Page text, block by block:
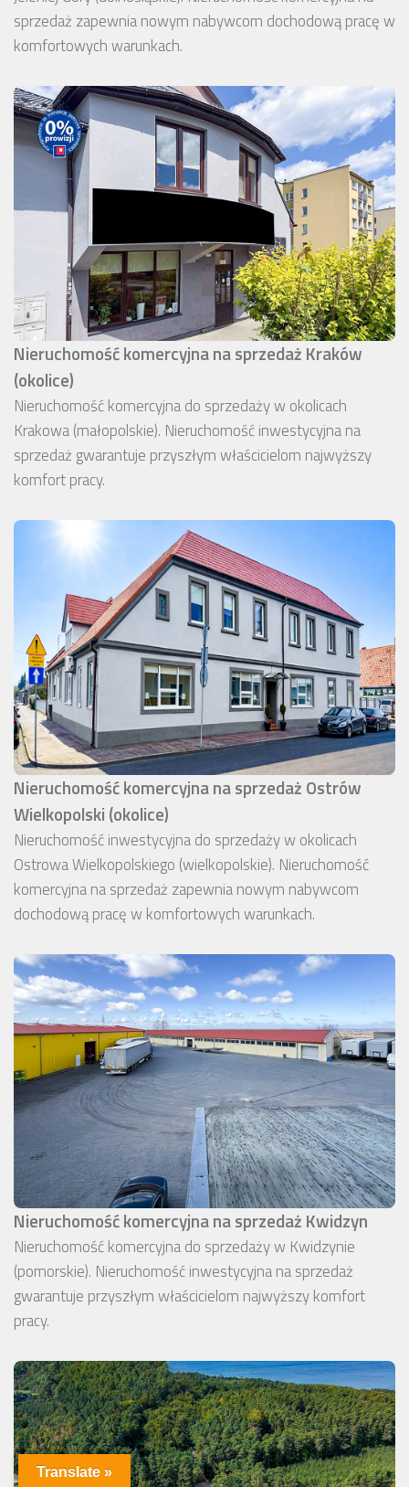
sprzedaż zapewnia nowym nabywcom dochodową pracę w
komfortowych warunkach.
Nieruchomość komercyjna na sprzedaż Kraków
(okolice)
Nieruchomość komercyjna do sprzedaży w okolicach
Krakowa (małopolskie). Nieruchomość inwestycyjna na
sprzedaż gwarantuje przyszłym właścicielom najwyższy
komfort pracy.
Nieruchomość komercyjna na sprzedaż Ostrów
Wielkopolski (okolice)
Nieruchomość inwestycyjna do sprzedaży w okolicach
Ostrowa Wielkopolskiego (wielkopolskie). Nieruchomość
komercyjna na sprzedaż zapewnia nowym nabywcom
dochodową pracę w komfortowych warunkach.
Nieruchomość komercyjna na sprzedaż Kwidzyn
Nieruchomość komercyjna do sprzedaży w Kwidzynie
(pomorskie). Nieruchomość inwestycyjna na sprzedaż
gwarantuje przyszłym właścicielom najwyższy komfort
pracy.
Translate »